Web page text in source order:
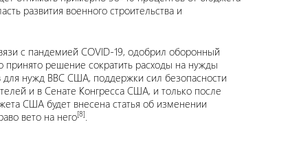
развития военного строительства и
с пандемией COVID-19, одобрил оборонный
решение сократить расходы на нужды
нужд ВВС США, поддержки сил безопасности
и в Сенате Конгресса США, и только после
США будет внесена статья об изменении
вето на него[8].